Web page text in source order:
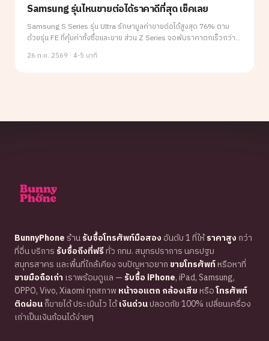
Samsung รุ่นไหนขายต่อได้ราคาดีที่สุด เช็คเลย
Samsung S Series รุ่น Ultra รักษามูลค่าขายต่อได้สูงสุด 76% ตาม
ด้วยรุ่น FE ที่คุ้มค่าทั้งซื้อและขาย ส่วน Z Series จอพับราคาตกเร็วกว่า S
Series ถึง 15% บทความนี้สรุปเปอร์เซ็นต์ Value Retention ครบทั้ง 3 ซี
รีส์ พร้อมคำแนะนำเลือกรุ่นให้เหมาะกับความต้องการ
26 ก.ค. 2569 · 4-5 นาที
BunnyPhoneร้านรับซื้อโทรศัพท์มือสอง อันดับ 1 ที่ให้ราคาสูงกว่า
ที่อื่น บริการ รับซื้อถึงที่ฟรีทั่ว กทม. สมุทรปราการ นครปฐม
สมุทรสาคร และพื้นที่ใกล้เคียง จบปัญหาอยาก ขายโทรศัพท์หรือหาที่
ขายมือถือเก่า เราพร้อมดูแล — รับซื้อ iPhone, iPad, Samsung,
OPPO, Vivo, Xiaomi ทุกสภาพ หน้าจอแตก กล้องเสียหรือโทรศัพท์
ติดผ่อนก็ขายได้ ประเมินไว ได้เงินด่วนปลอดภัย 100% เปลี่ยนเครื่อง
เก่าเป็นเงินก้อนได้ง่ายๆ